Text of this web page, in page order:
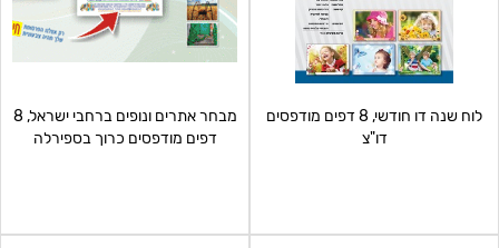
לוח שנה דו חודשי, 8 דפים מודפסים
דו"צ
מבחר אתרים ונופים ברחבי ישראל, 8
דפים מודפסים כרוך בספירלה